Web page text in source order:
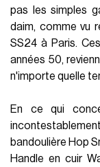
pas les simples
daim, comme vu
SS24 à Paris.
années 50,
n'importe quelle
En ce qui
bandoulière Hop
Handle en cuir